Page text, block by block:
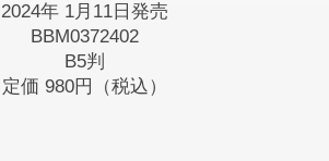
2024年 1月11日発売
BBM0372402
B5判
定価 980円（税込）